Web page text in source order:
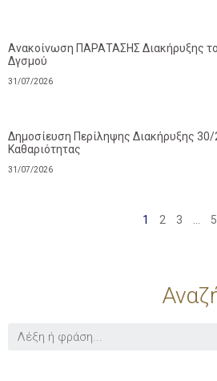
Ανακοίνωση ΠΑΡΑΤΑΣΗΣ Διακήρυξης
Δγσμού
31/07/2026
Δημοσίευση Περίληψης Διακήρυξης
Καθαριότητας
31/07/2026
1 2 3 5